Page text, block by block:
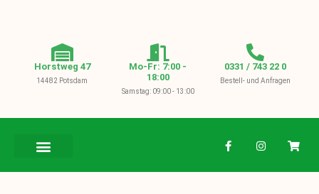
Horstweg 47
14482 Potsdam
Mo-Fr: 7:00 -
18:00
Samstag: 09:00 - 13:00
0331 / 743 22 0
Bestell- und Anfragen